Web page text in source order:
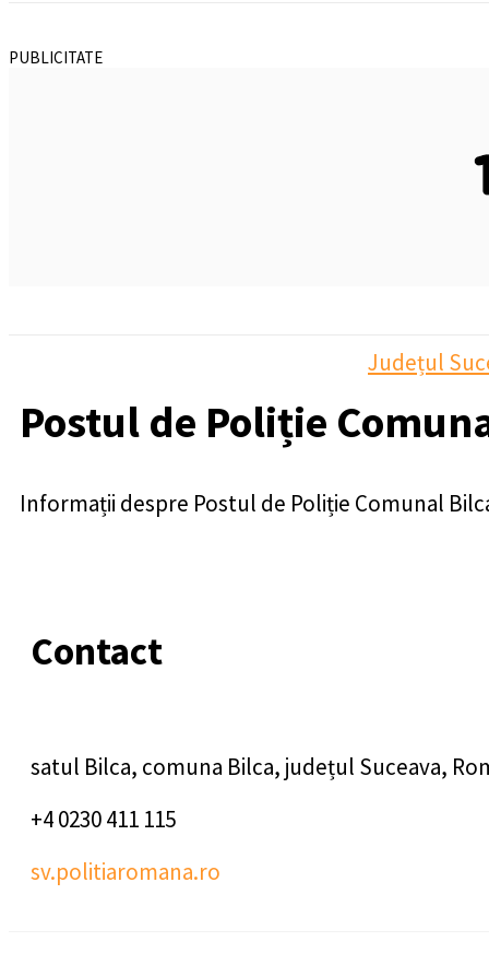
PUBLICITATE
Județul
Postul de Poliție
Informații despre Postul de Poliție Comunal
Contact
satul Bilca, comuna Bilca, județul Suceava,
+4 0230 411 115
sv.politiaromana.ro